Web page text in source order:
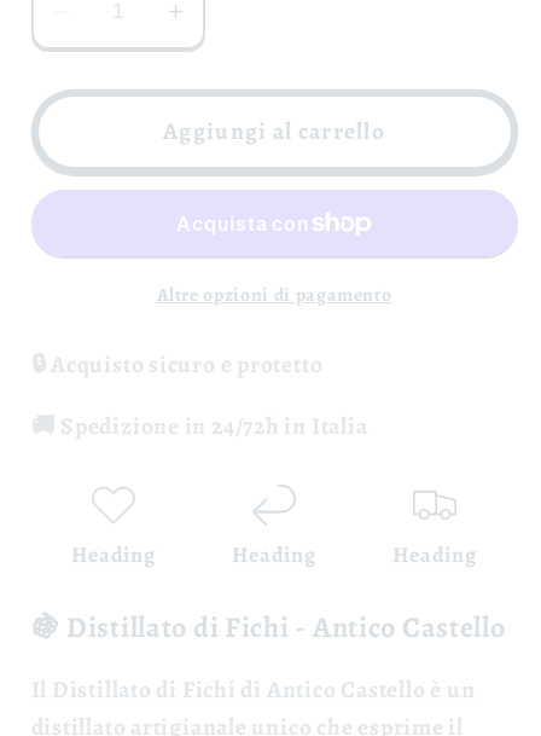
Diminuisci
quantità
per
Acquavite
di
Fichi
di
-
Antico
Castello
Aumenta
quantità
per
Acquavite
Fichi
Rossi
di
San
Antico
Castello
Aggiungi al carrello
Altre opzioni di pagamento
🔒 Acquisto sicuro e protetto
🚚 Spedizione in 24/72h in Italia
Heading Heading Heading
🍇 Distillato di Fichi - Antico Castello
Il Distillato di Fichi di Antico Castello è un
distillato artigianale unico che esprime il